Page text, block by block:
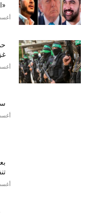
أغسطس
أغسطس